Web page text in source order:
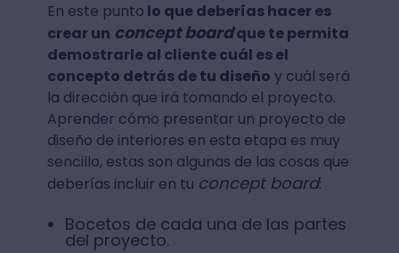
En este punto lo que deberías hacer es
crear un concept boardque te permita
demostrarle al cliente cuál es el
concepto detrás de tu diseño y cuál será
la dirección que irá tomando el proyecto.
Aprender cómo presentar un proyecto de
diseño de interiores en esta etapa es muy
sencillo, estas son algunas de las cosas que
deberías incluir en tu concept board:
Bocetos de cada una de las partes
del proyecto.